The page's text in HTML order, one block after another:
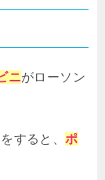
ニがローソン
すると、ポ